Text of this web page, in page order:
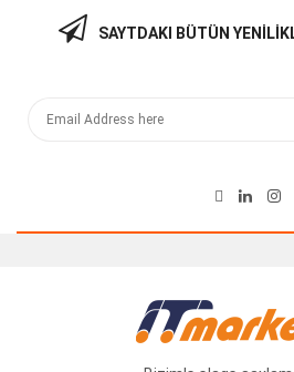
SAYTDAKI BÜTÜN